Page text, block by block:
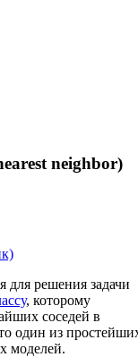
neighbor)
для решения задачи
, которому
соседей в
один из
моделей.